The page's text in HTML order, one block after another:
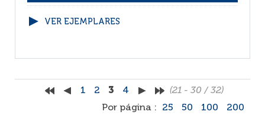
VER EJEMPLARES
1 2 3 4
(21 - 30 / 32)
Por página :
25 50 100 200